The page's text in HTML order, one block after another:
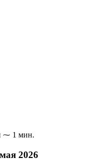
⁓ 1 мин.
2026